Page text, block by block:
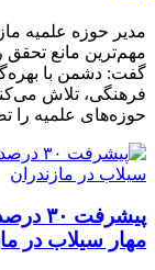
مدیر حوزه علمیه
مهم‌ترین مانع
گفت: دشمن با
فرهنگی، تلاش
حوزه‌های علمیه را
مهار سیلاب در